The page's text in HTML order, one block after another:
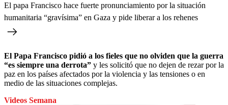
El papa Francisco hace fuerte pronunciamiento por la situación
humanitaria “gravísima” en Gaza y pide liberar a los rehenes
El Papa Francisco pidió a los fieles que no olviden que la guerra
“es siempre una derrota” y les solicitó que no dejen de rezar por la
paz en los países afectados por la violencia y las tensiones o en
medio de las situaciones complejas.
Videos Semana